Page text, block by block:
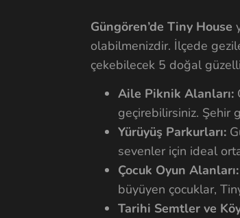
Güngören’de Tiny House
olabilmenizdir. İlçede
çekebilecek 5 doğal
Aile Piknik Alanları:
geçirebilirsiniz. Şehir
Yürüyüş Parkurları:
sevenler için ideal
Çocuk Oyun Alanları:
büyüyen çocuklar,
Tarihi Semtler ve